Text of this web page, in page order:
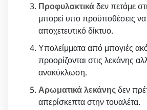
Προφυλακτικάδεν πετάμε
μπορεί υπο προϋποθέσεις
αποχετευτικό δίκτυο.
Υπολείμματα από μπογιές
προορίζονται στις λεκάνης
ανακύκλωση.
Αρωματικά λεκάνηςδεν
απερίσκεπτα στην τουαλέτα.